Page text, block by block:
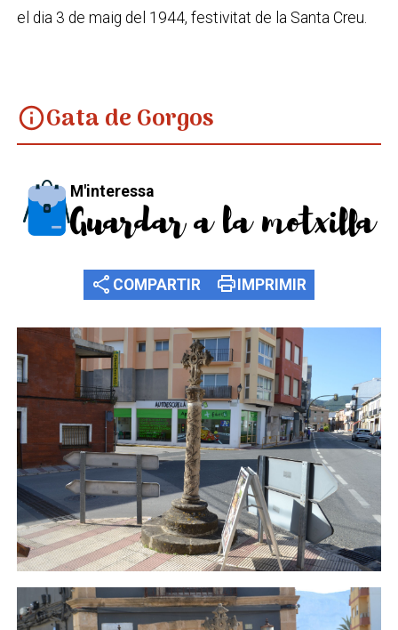
el dia 3 de maig del 1944, festivitat de la Santa Creu.
infoGata de Gorgos
M'interessa
Guardar a la motxilla
share COMPARTIR print IMPRIMIR